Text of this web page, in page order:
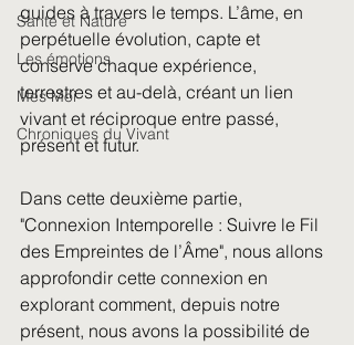
Santé et Nature
Les émotions
Mes Moi
Chroniques du Vivant
guides à travers le temps. L’âme, en
perpétuelle évolution, capte et
conserve chaque expérience,
terrestres et au-delà, créant un lien
vivant et réciproque entre passé,
présent et futur.
Dans cette deuxième partie,
"Connexion Intemporelle : Suivre le Fil
des Empreintes de l’Âme", nous allons
approfondir cette connexion en
explorant comment, depuis notre
présent, nous avons la possibilité de